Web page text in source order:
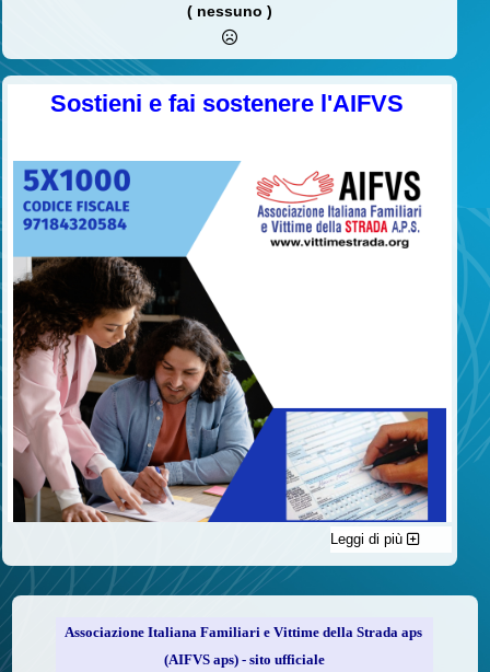
( nessuno )
Sostieni e fai sostenere l'AIFVS
C'è un modo di contribuire alle attività dell’A.I.F.V.S. a favore
delle vittime della strada e per dare giustizia ai superstiti ed ai
loro familiari che non costa nulla: devolvere il 5 per mille della
Leggi di più
Associazione Italiana Familiari e Vittime della Strada aps
(AIFVS aps) - sito ufficiale